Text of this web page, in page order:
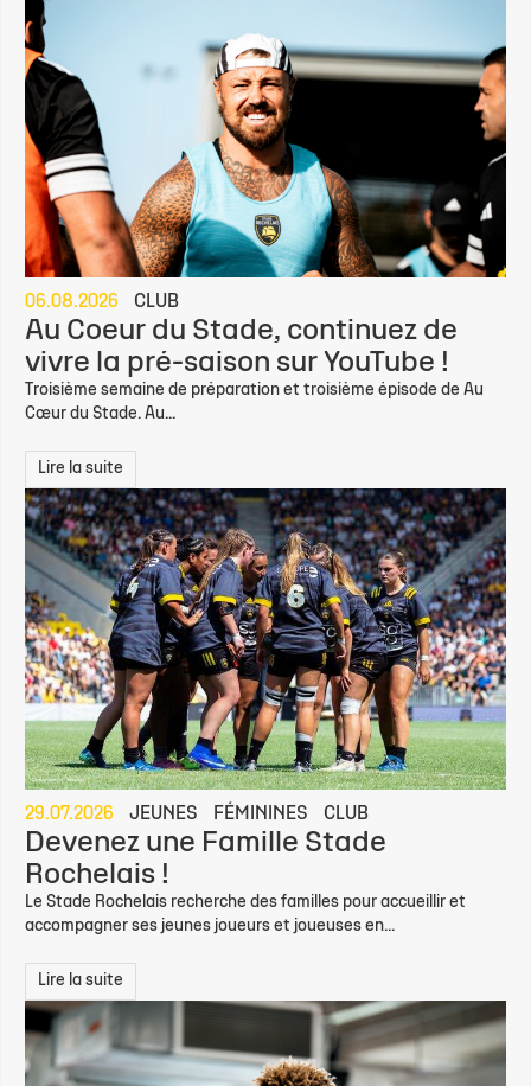
06.08.2026 CLUB
Au Coeur du Stade, continuez de
vivre la pré-saison sur YouTube !
Troisième semaine de préparation et troisième épisode de Au
Cœur du Stade. Au...
Lire la suite
29.07.2026 JEUNES FÉMININES CLUB
Devenez une Famille Stade
Rochelais !
Le Stade Rochelais recherche des familles pour accueillir et
accompagner ses jeunes joueurs et joueuses en...
Lire la suite